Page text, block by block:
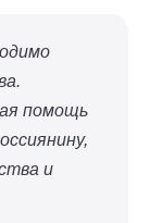
помощь
и